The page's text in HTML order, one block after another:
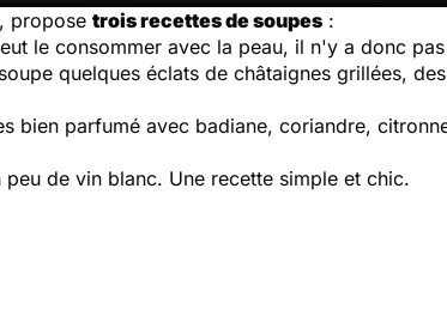
propose trois recettes de soupes :
le consommer avec la peau, il n'y a donc
quelques éclats de châtaignes grillées,
bien parfumé avec badiane, coriandre,
de vin blanc. Une recette simple et chic.